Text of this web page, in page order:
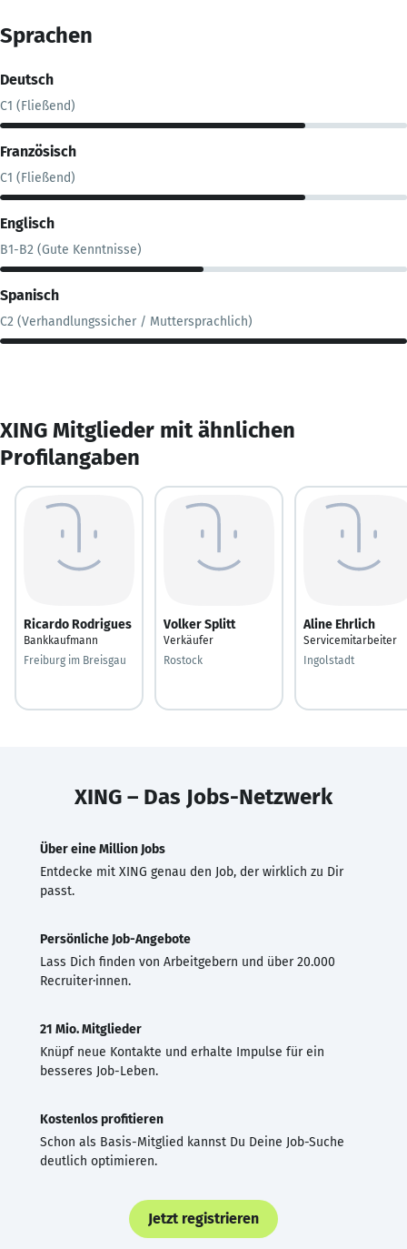
Sprachen
Deutsch
C1 (Fließend)
Französisch
C1 (Fließend)
Englisch
B1-B2 (Gute Kenntnisse)
Spanisch
C2 (Verhandlungssicher / Muttersprachlich)
XING Mitglieder mit ähnlichen
Profilangaben
Ricardo Rodrigues
Bankkaufmann
Freiburg im Breisgau
Volker Splitt
Verkäufer
Rostock
Aline Ehrlich
Servicemitarbeiter
Ingolstadt
XING – Das Jobs-Netzwerk
Über eine Million Jobs
Entdecke mit XING genau den Job, der wirklich zu Dir
passt.
Persönliche Job-Angebote
Lass Dich finden von Arbeitgebern und über 20.000
Recruiter·innen.
21 Mio. Mitglieder
Knüpf neue Kontakte und erhalte Impulse für ein
besseres Job-Leben.
Kostenlos profitieren
Schon als Basis-Mitglied kannst Du Deine Job-Suche
deutlich optimieren.
Jetzt registrieren